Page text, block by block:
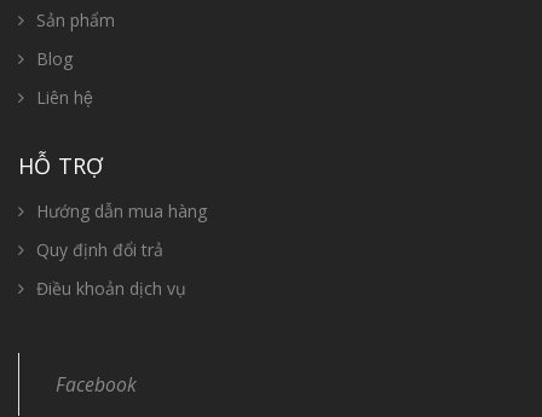
Sản phẩm
Blog
Liên hệ
HỖ TRỢ
Hướng dẫn mua hàng
Quy định đổi trả
Điều khoản dịch vụ
Facebook